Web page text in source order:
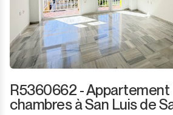
Tarifa
R5360662 -
chambres à San Luis de